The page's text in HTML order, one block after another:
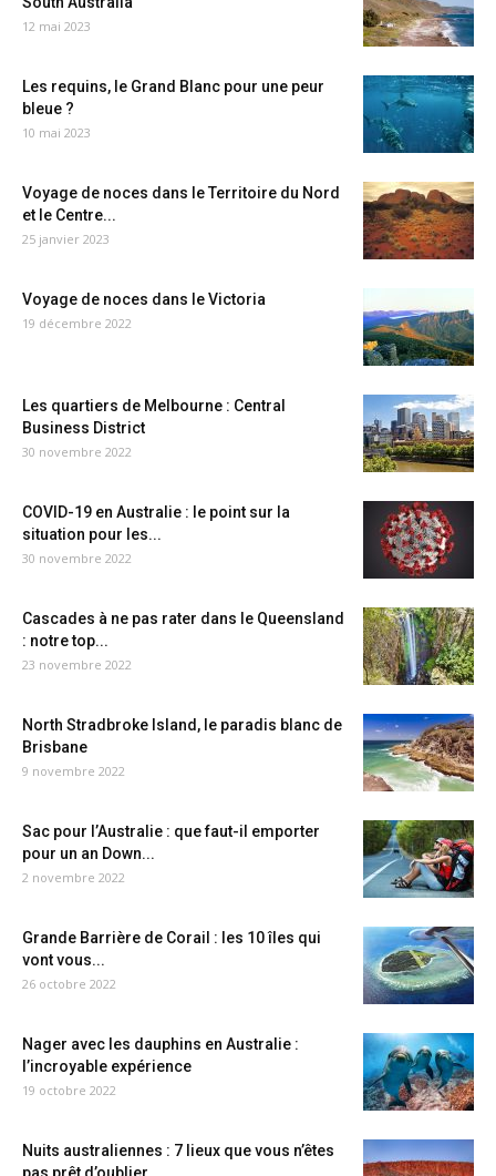
12 mai 2023
Les requins, le Grand Blanc pour une peur
bleue ?
10 mai 2023
Voyage de noces dans le Territoire du Nord
et le Centre...
25 janvier 2023
Voyage de noces dans le Victoria
19 décembre 2022
Les quartiers de Melbourne : Central
Business District
30 novembre 2022
COVID-19 en Australie : le point sur la
situation pour les...
30 novembre 2022
Cascades à ne pas rater dans le Queensland
: notre top...
23 novembre 2022
North Stradbroke Island, le paradis blanc de
Brisbane
9 novembre 2022
Sac pour l’Australie : que faut-il emporter
pour un an Down...
2 novembre 2022
Grande Barrière de Corail : les 10 îles qui
vont vous...
26 octobre 2022
Nager avec les dauphins en Australie :
l’incroyable expérience
19 octobre 2022
Nuits australiennes : 7 lieux que vous n’êtes